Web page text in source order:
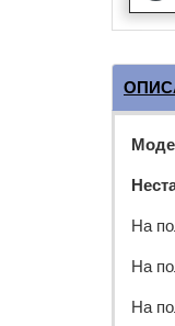
На
На
На